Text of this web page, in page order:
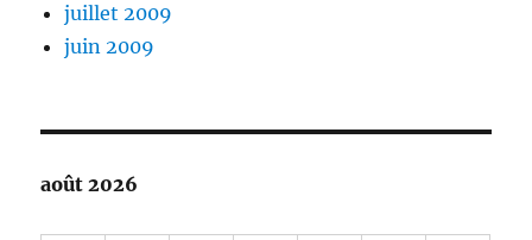
juillet 2009
juin 2009
août 2026